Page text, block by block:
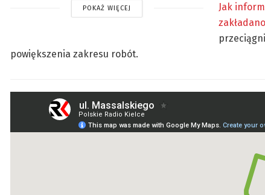
POKAŻ WIĘCEJ
Jak
powiększenia zakresu robót.